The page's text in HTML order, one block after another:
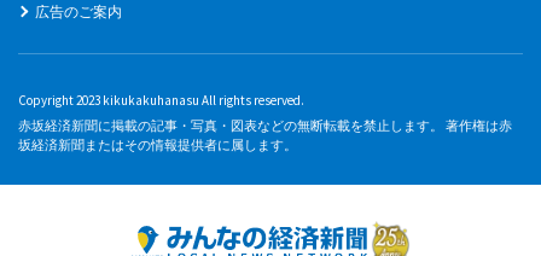
広告のご案内
Copyright 2023 kikukakuhanasu All rights reserved.
赤坂経済新聞に掲載の記事・写真・図表などの無断転載を禁止します。 著作権は赤
坂経済新聞またはその情報提供者に属します。